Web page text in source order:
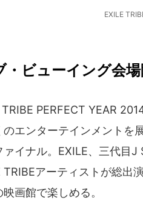
EXILE
・ビューイング会
PERFECT YEAR
のエンターテインメントを
ァイナル。EXILE、三代目
TRIBEアーティストが総出
画館で楽しめる。